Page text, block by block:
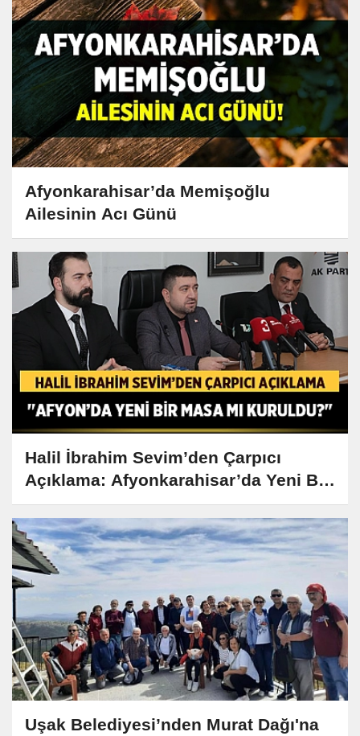
Afyonkarahisar’da Memişoğlu
Ailesinin Acı Günü
Halil İbrahim Sevim’den Çarpıcı
Açıklama: Afyonkarahisar’da Yeni Bir
Masa mı Kuruldu?
Uşak Belediyesi’nden Murat Dağı'na